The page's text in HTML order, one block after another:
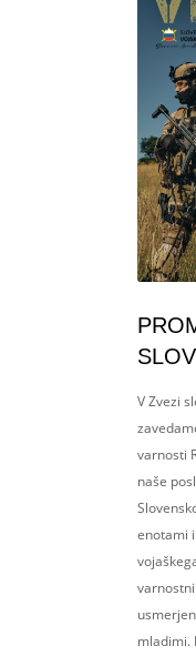
V Zvezi
varnosti
naše
enotami
mladimi.